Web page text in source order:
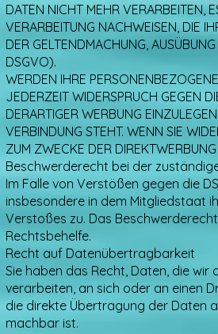
DATEN NICHT MEHR VERARBEITEN,
VERARBEITUNG NACHWEISEN, DIE
DER GELTENDMACHUNG,
DSGVO).
WERDEN IHRE
JEDERZEIT WIDERSPRUCH GEGEN
DERARTIGER WERBUNG
VERBINDUNG STEHT. WENN SIE
ZUM ZWECKE DER
Beschwerderecht bei der
Im Falle von Verstößen gegen die
insbesondere in dem Mitgliedstaat
Verstoßes zu. Das
Rechtsbehelfe.
Recht auf Datenübertragbarkeit
Sie haben das Recht, Daten, die
verarbeiten, an sich oder an einen
die direkte Übertragung der Daten
machbar ist.